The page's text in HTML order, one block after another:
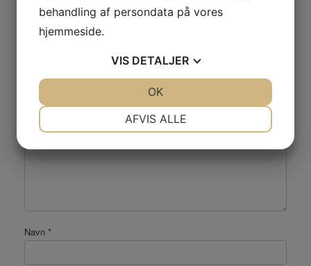
Skriv et svar
Din e-mailadresse vil ikke blive publiceret. Krævede felter er markeret med
Kommentar*
Navn *
behandling af persondata på vores
hjemmeside.
VIS DETALJER
AFVIS ALLE
OK